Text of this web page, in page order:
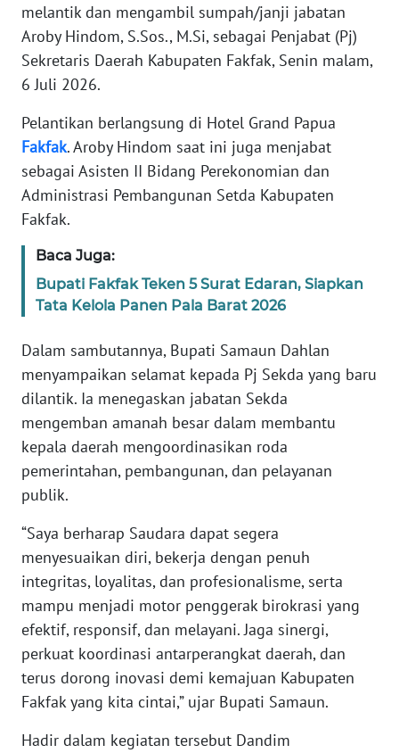
melantik dan mengambil sumpah/janji jabatan
Aroby Hindom, S.Sos., M.Si, sebagai Penjabat (Pj)
Sekretaris Daerah Kabupaten Fakfak, Senin malam,
6 Juli 2026.
Pelantikan berlangsung di Hotel Grand Papua
Fakfak. Aroby Hindom saat ini juga menjabat
sebagai Asisten II Bidang Perekonomian dan
Administrasi Pembangunan Setda Kabupaten
Fakfak.
Baca Juga:
Bupati Fakfak Teken 5 Surat Edaran, Siapkan
Tata Kelola Panen Pala Barat 2026
Dalam sambutannya, Bupati Samaun Dahlan
menyampaikan selamat kepada Pj Sekda yang baru
dilantik. Ia menegaskan jabatan Sekda
mengemban amanah besar dalam membantu
kepala daerah mengoordinasikan roda
pemerintahan, pembangunan, dan pelayanan
publik.
“Saya berharap Saudara dapat segera
menyesuaikan diri, bekerja dengan penuh
integritas, loyalitas, dan profesionalisme, serta
mampu menjadi motor penggerak birokrasi yang
efektif, responsif, dan melayani. Jaga sinergi,
perkuat koordinasi antarperangkat daerah, dan
terus dorong inovasi demi kemajuan Kabupaten
Fakfak yang kita cintai,” ujar Bupati Samaun.
Hadir dalam kegiatan tersebut Dandim
REDAKSI
KARIR
Wahana
News
WN
SUMUT
WN
JAKARTA
JABAR
WN
BANTEN
WN
WN
KEPRI
WN
PAPUA
WN
PAPUA